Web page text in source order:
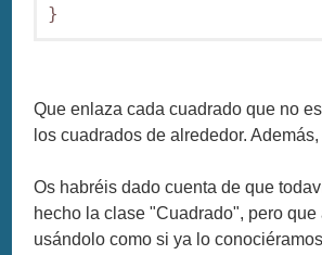
Que enlaza cada cuadrado que no
los cuadrados de alrededor.
Os habréis dado cuenta de que
hecho la clase "Cuadrado", pero
usándolo como si ya lo